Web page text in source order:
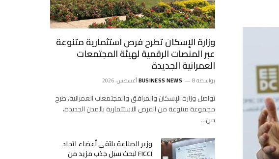
وزارة الإسكان تطرح فرص استثمارية متنوعة
عبر المنصات الرقمية لهيئة المجتمعات
العمرانية الجديدة
بواسطة BUSINESS NEWS 8 أغسطس، 2026
تواصل وزارة الإسكان والمرافق والمجتمعات العمرانية، طرح
مجموعة متنوعة من الفرص الاستثمارية بالمدن الجديدة،
من…
وزير الصناعة يلتقي أعضاء اتحاد
FICCI لبحث سبل جذب مزيد من